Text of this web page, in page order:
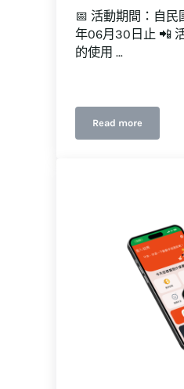
📅 活動期間：自民
年06月30日止 📲
的使用 …
Read more🎉Q-Send 匯